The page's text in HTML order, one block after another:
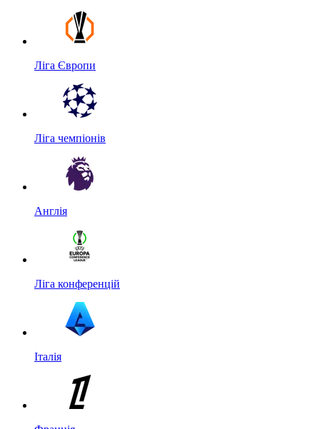
Ліга Європи
Ліга чемпіонів
Англія
Ліга конференцій
Італія